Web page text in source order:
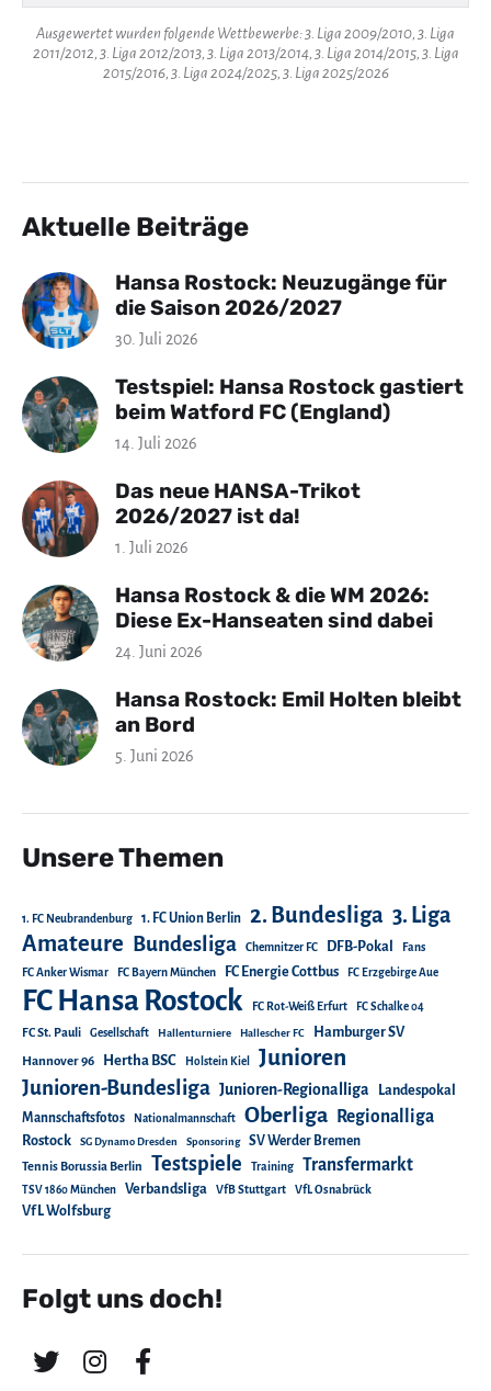
Ausgewertet wurden folgende Wettbewerbe: 3. Liga 2009/2010, 3. Liga
2011/2012, 3. Liga 2012/2013, 3. Liga 2013/2014, 3. Liga 2014/2015, 3. Liga
2015/2016, 3. Liga 2024/2025, 3. Liga 2025/2026
Aktuelle Beiträge
Hansa Rostock: Neuzugänge für
die Saison 2026/2027
30. Juli 2026
Testspiel: Hansa Rostock gastiert
beim Watford FC (England)
14. Juli 2026
Das neue HANSA-Trikot
2026/2027 ist da!
1. Juli 2026
Hansa Rostock & die WM 2026:
Diese Ex-Hanseaten sind dabei
24. Juni 2026
Hansa Rostock: Emil Holten bleibt
an Bord
5. Juni 2026
Unsere Themen
1. FC Neubrandenburg 1. FC Union Berlin 2. Bundesliga 3. Liga
Amateure Bundesliga Chemnitzer FC DFB-Pokal Fans
FC Anker Wismar FC Bayern München FC Energie Cottbus FC Erzgebirge Aue
FC Hansa Rostock FC Rot-Weiß Erfurt FC Schalke 04
FC St. Pauli Gesellschaft Hallenturniere Hallescher FC Hamburger SV
Hannover 96 Hertha BSC Holstein Kiel Junioren
Junioren-Bundesliga Junioren-Regionalliga
Landespokal
Mannschaftsfotos
Nationalmannschaft Oberliga Regionalliga
Rostock SG Dynamo Dresden Sponsoring SV Werder Bremen
Tennis Borussia Berlin Testspiele Training Transfermarkt
TSV 1860 München Verbandsliga VfB Stuttgart VfL Osnabrück
VfL Wolfsburg
Folgt uns doch!